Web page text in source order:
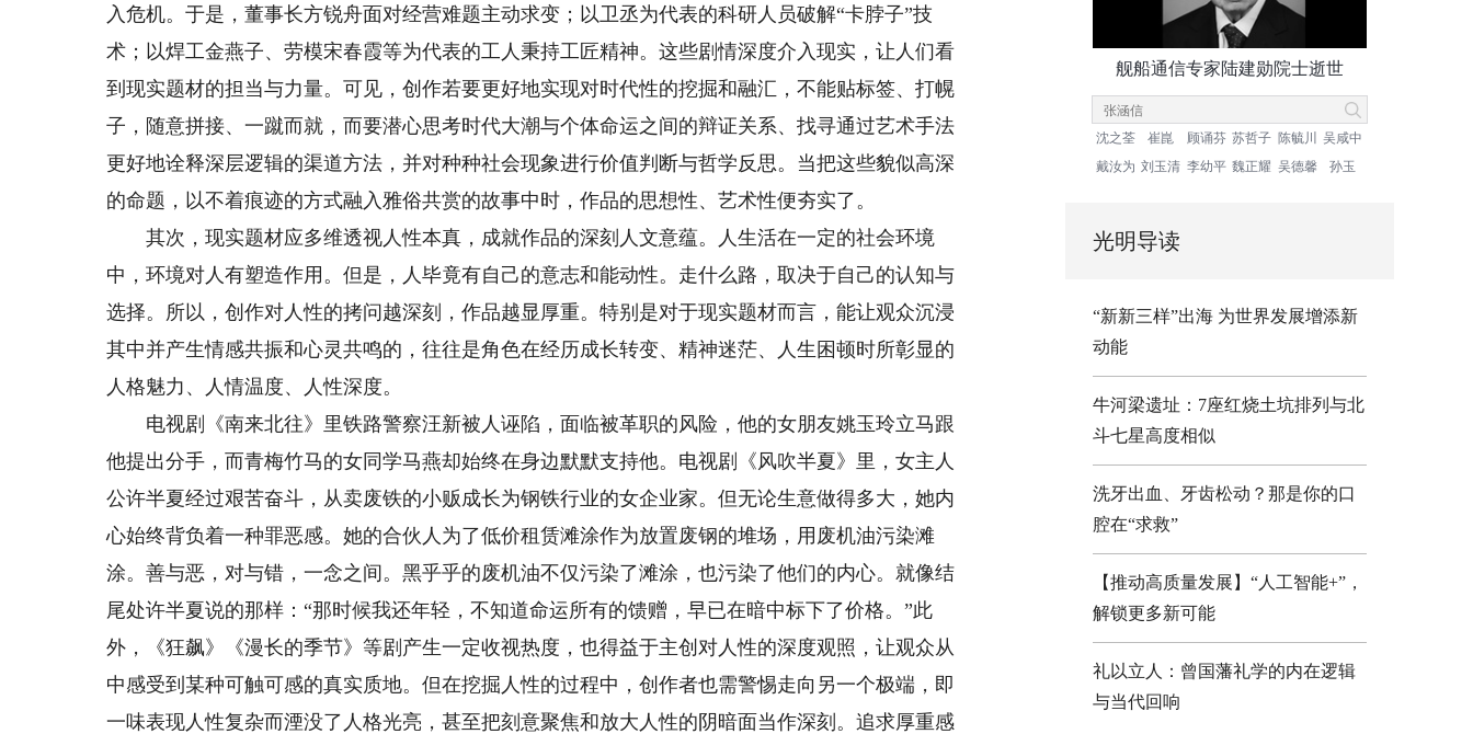
入危机。于是，董事长方锐舟面对经营难题主动求变；以卫丞为代表的科研人员破解“卡脖子”技
术；以焊工金燕子、劳模宋春霞等为代表的工人秉持工匠精神。这些剧情深度介入现实，让人们看
到现实题材的担当与力量。可见，创作若要更好地实现对时代性的挖掘和融汇，不能贴标签、打幌
子，随意拼接、一蹴而就，而要潜心思考时代大潮与个体命运之间的辩证关系、找寻通过艺术手法
更好地诠释深层逻辑的渠道方法，并对种种社会现象进行价值判断与哲学反思。当把这些貌似高深
的命题，以不着痕迹的方式融入雅俗共赏的故事中时，作品的思想性、艺术性便夯实了。
其次，现实题材应多维透视人性本真，成就作品的深刻人文意蕴。人生活在一定的社会环境
中，环境对人有塑造作用。但是，人毕竟有自己的意志和能动性。走什么路，取决于自己的认知与
选择。所以，创作对人性的拷问越深刻，作品越显厚重。特别是对于现实题材而言，能让观众沉浸
其中并产生情感共振和心灵共鸣的，往往是角色在经历成长转变、精神迷茫、人生困顿时所彰显的
人格魅力、人情温度、人性深度。
电视剧《南来北往》里铁路警察汪新被人诬陷，面临被革职的风险，他的女朋友姚玉玲立马跟
他提出分手，而青梅竹马的女同学马燕却始终在身边默默支持他。电视剧《风吹半夏》里，女主人
公许半夏经过艰苦奋斗，从卖废铁的小贩成长为钢铁行业的女企业家。但无论生意做得多大，她内
心始终背负着一种罪恶感。她的合伙人为了低价租赁滩涂作为放置废钢的堆场，用废机油污染滩
涂。善与恶，对与错，一念之间。黑乎乎的废机油不仅污染了滩涂，也污染了他们的内心。就像结
尾处许半夏说的那样：“那时候我还年轻，不知道命运所有的馈赠，早已在暗中标下了价格。”此
外，《狂飙》《漫长的季节》等剧产生一定收视热度，也得益于主创对人性的深度观照，让观众从
中感受到某种可触可感的真实质地。但在挖掘人性的过程中，创作者也需警惕走向另一个极端，即
一味表现人性复杂而湮没了人格光亮，甚至把刻意聚焦和放大人性的阴暗面当作深刻。追求厚重感
舰船通信专家陆建勋院士逝世
沈之荃 崔崑 顾诵芬 苏哲子 陈毓川
吴咸中
戴汝为 刘玉清 李幼平 魏正耀 吴德馨 孙玉
光明导读
“新新三样”出海 为世界发展增添新
动能
牛河梁遗址：7座红烧土坑排列与北
斗七星高度相似
洗牙出血、牙齿松动？那是你的口
腔在“求救”
【推动高质量发展】“人工智能+”，
解锁更多新可能
礼以立人：曾国藩礼学的内在逻辑
与当代回响